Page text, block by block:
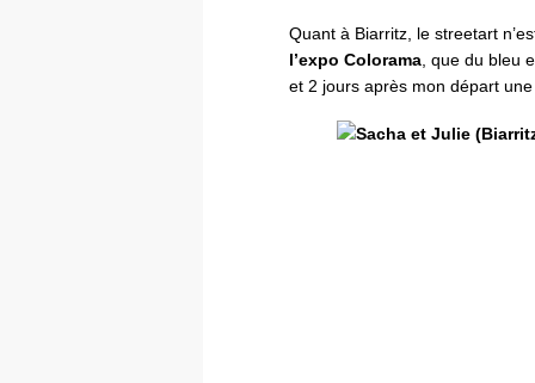
Quant à Biarritz, le streetart
l’expo Colorama, que du bleu
et 2 jours après mon départ